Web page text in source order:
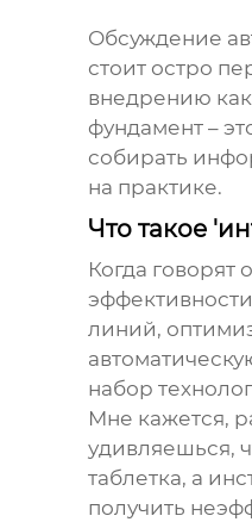
Обсуждение
стоит остро
внедрению
фундамент –
собирать
на практике.
Что такое
Когда говорят
линий,
набор
Мне кажется,
удивляешься,
таблетка, а
получить